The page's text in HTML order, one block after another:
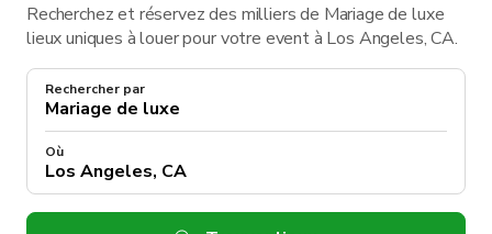
Recherchez et réservez des milliers de Mariage de luxe
lieux uniques à louer pour votre event à Los Angeles, CA.
Rechercher par
Où